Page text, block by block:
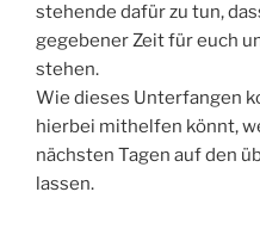
stehende dafür zu tun,
gegebener Zeit für euch
stehen.
Wie dieses Unterfangen
hierbei mithelfen könnt,
nächsten Tagen auf den
lassen.